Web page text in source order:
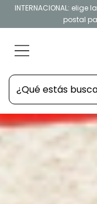
INTERNACIONAL:
postal